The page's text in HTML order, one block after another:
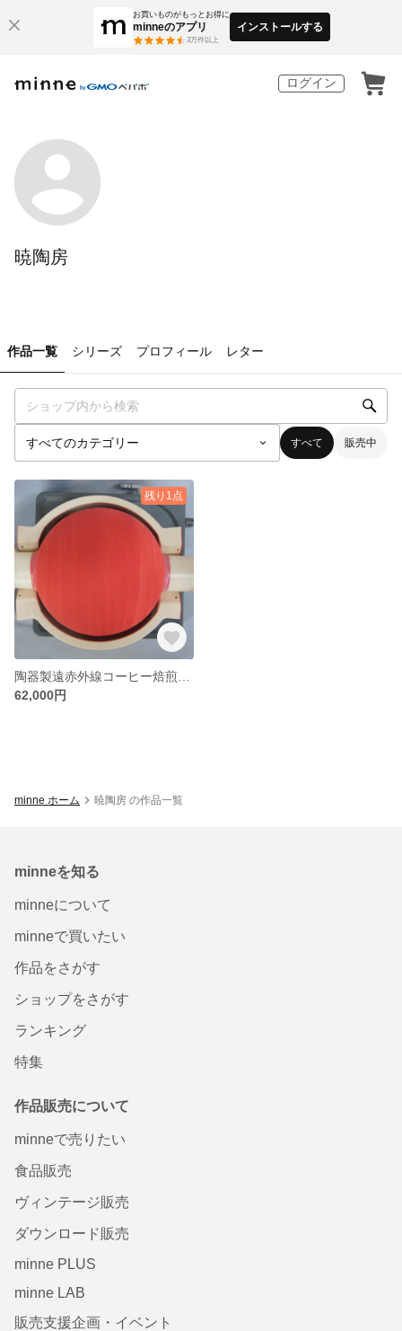
お買いものがもっとお得に
minneのアプリ
3万件以上
インストールする
ログイン
暁陶房
作品一覧 シリーズ プロフィール レター
すべて 販売中
残り1点
62,000円
minne ホーム 暁陶房 の作品一覧
minneを知る
minneについて
minneで買いたい
作品をさがす
ショップをさがす
ランキング
特集
作品販売について
minneで売りたい
食品販売
ヴィンテージ販売
ダウンロード販売
minne PLUS
minne LAB
販売支援企画・イベント